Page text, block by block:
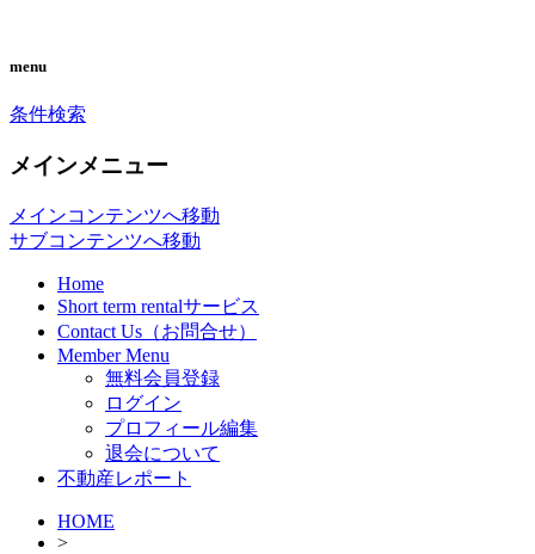
CONDO SEARCH in
MAKATI. フィリピン不動産
検索サイト「こんどマカティ
ね！」
心地マカティ周辺の不動産投資情報で
す。
menu
条件検索
メインメニュー
メインコンテンツへ移動
サブコンテンツへ移動
Home
Short term rentalサービス
Contact Us（お問合せ）
Member Menu
無料会員登録
ログイン
プロフィール編集
退会について
不動産レポート
HOME
>